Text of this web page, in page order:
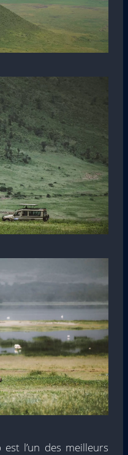
l’un des meilleurs